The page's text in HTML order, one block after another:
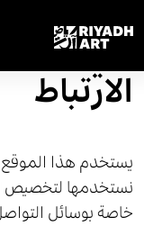
سياسة
الارتباط
نستخدمها لتخصيص
خاصة بوسائل